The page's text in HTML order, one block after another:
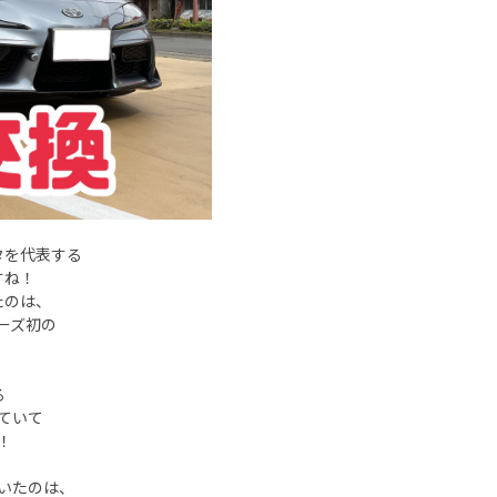
代表する
！
は、
ズ初の
いて
のは、